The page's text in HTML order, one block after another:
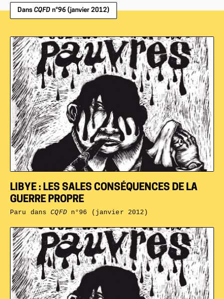
Dans CQFD n°96 (janvier 2012)
LIBYE : LES SALES CONSÉQUENCES DE LA
GUERRE PROPRE
Paru dansCQFDn°96 (janvier 2012)